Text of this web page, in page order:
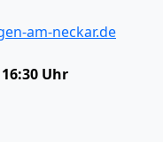
am-neckar.de
Uhr